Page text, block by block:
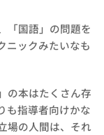
「国語」の問題を
ニックみたいなも
の本はたくさん存
も指導者向けかな
場の人間は、それ